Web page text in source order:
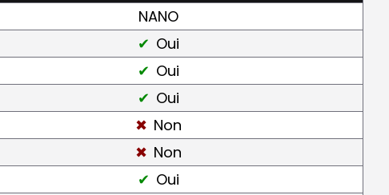
NANO
Oui
Oui
Oui
Non
Non
Oui